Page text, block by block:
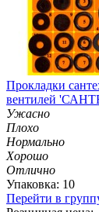
Прокладки
вентилей
Ужасно
Плохо
Нормально
Хорошо
Отлично
Упаковка: 10
Перейти в